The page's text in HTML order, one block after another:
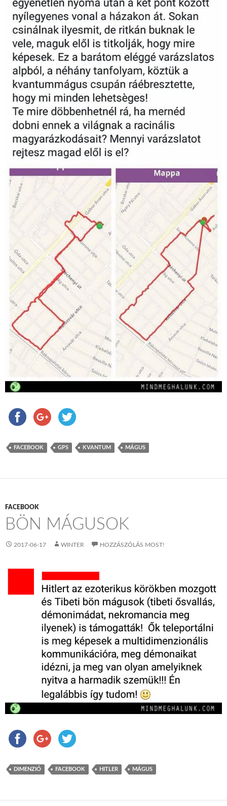
FACEBOOK GPS KVANTUM MÁGUS
FACEBOOK
BÖN MÁGUSOK
2017-06-17 WINTER HOZZÁSZÓLÁS MOST!
DIMENZIÓ FACEBOOK HITLER MÁGUS